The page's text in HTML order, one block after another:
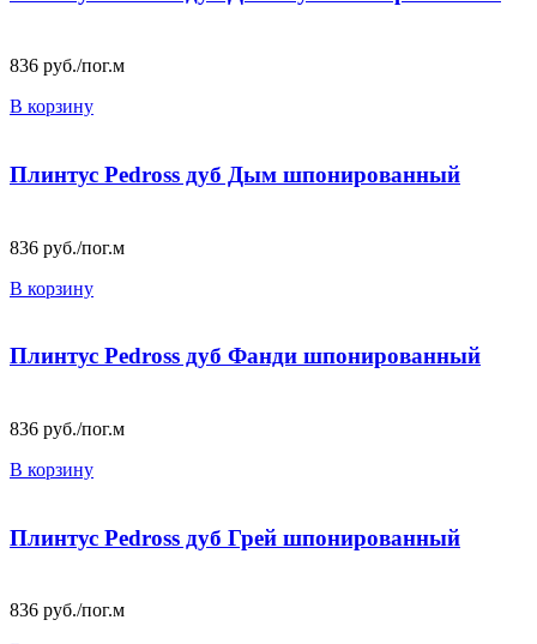
836 руб./пог.м
В корзину
Плинтус Pedross дуб Дым шпонированный
836 руб./пог.м
В корзину
Плинтус Pedross дуб Фанди шпонированный
836 руб./пог.м
В корзину
Плинтус Pedross дуб Грей шпонированный
836 руб./пог.м